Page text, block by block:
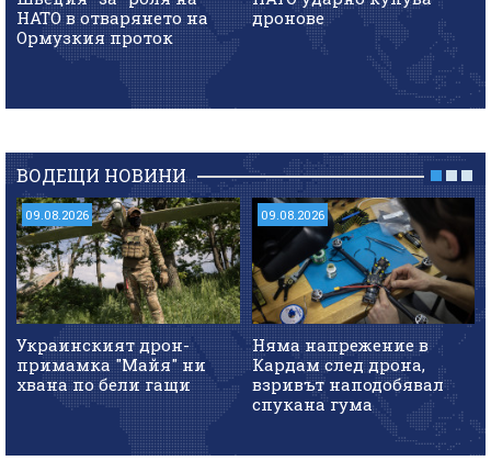
НАТО в отварянето на
Ормузкия проток
дронове
ВОДЕЩИ НОВИНИ
09.08.2026
Украинският дрон-
примамка "Майя" ни
хвана по бели гащи
09.08.2026
Няма напрежение в
Кардам след дрона,
взривът наподобявал
спукана гума